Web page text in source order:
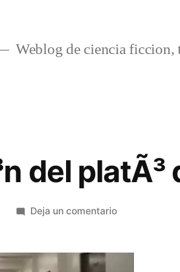
Weblog de ciencia ficcion,
del platÃ³
Deja un comentarioen